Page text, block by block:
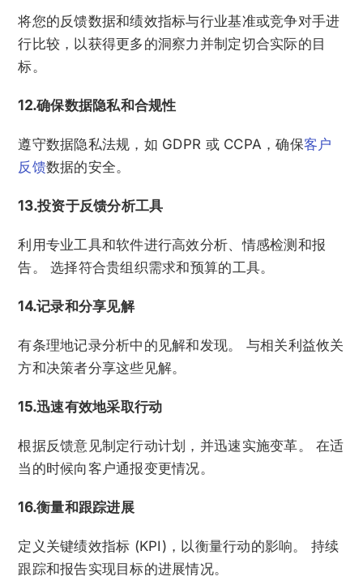
将您的反馈数据和绩效指标与行业基准或竞争对手进
行比较，以获得更多的洞察力并制定切合实际的目
标。
12.确保数据隐私和合规性
遵守数据隐私法规，如 GDPR 或 CCPA，确保客户
反馈数据的安全。
13.投资于反馈分析工具
利用专业工具和软件进行高效分析、情感检测和报
告。 选择符合贵组织需求和预算的工具。
14.记录和分享见解
有条理地记录分析中的见解和发现。 与相关利益攸关
方和决策者分享这些见解。
15.迅速有效地采取行动
根据反馈意见制定行动计划，并迅速实施变革。 在适
当的时候向客户通报变更情况。
16.衡量和跟踪进展
定义关键绩效指标 (KPI)，以衡量行动的影响。 持续
跟踪和报告实现目标的进展情况。